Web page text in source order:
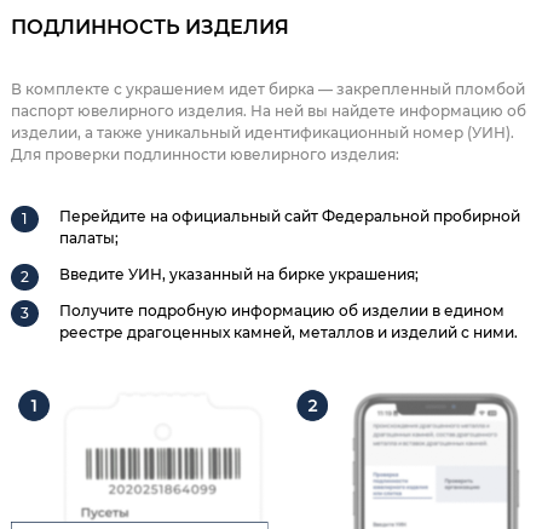
ПОДЛИННОСТЬ ИЗДЕЛИЯ
В комплекте с украшением идет бирка — закрепленный пломбой
паспорт ювелирного изделия. На ней вы найдете информацию об
изделии, а также уникальный идентификационный номер (УИН).
Для проверки подлинности ювелирного изделия:
Перейдите на официальный сайт Федеральной пробирной
палаты;
Введите УИН, указанный на бирке украшения;
Получите подробную информацию об изделии в едином
реестре драгоценных камней, металлов и изделий с ними.